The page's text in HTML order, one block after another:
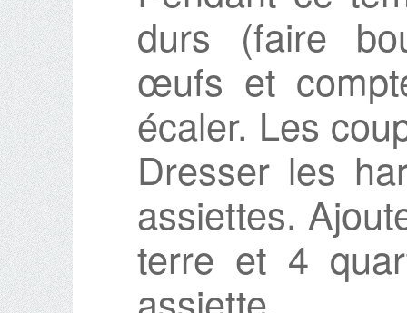
durs (faire
œufs et
écaler. Les
Dresser les
assiettes.
terre et 4
assiette.